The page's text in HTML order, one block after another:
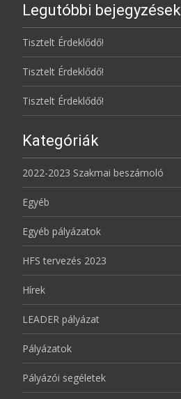
Legutóbbi bejegyzések
Tisztelt Érdeklődő!
Tisztelt Érdeklődő!
Tisztelt Érdeklődő!
Kategóriák
2022-2023 Szakmai beszámoló
Egyéb
Egyéb pályázatok
HFS tervezés 2023
Hírek
LEADER pályázat
Pályázatok
Pályázói segéletek